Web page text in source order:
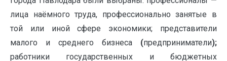
лица наёмного труда, профессионально занятые в
той или иной сфере экономики; представители
малого и среднего бизнеса (предприниматели);
работники государственных и бюджетных